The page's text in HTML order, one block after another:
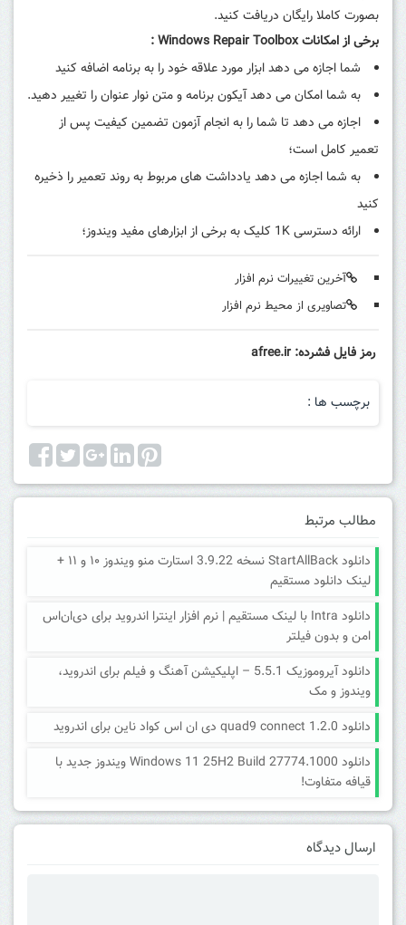
بصورت کاملا رایگان دریافت کنید.
برخی از امکانات Windows Repair Toolbox :
شما اجازه می دهد ابزار مورد علاقه خود را به برنامه اضافه کنید
به شما امکان می دهد آیکون برنامه و متن نوار عنوان را تغییر دهید.
اجازه می دهد تا شما را به انجام آزمون تضمین کیفیت پس از
تعمیر کامل است؛
به شما اجازه می دهد یادداشت های مربوط به روند تعمیر را ذخیره
کنید
ارائه دسترسی 1K کلیک به برخی از ابزارهای مفید ویندوز؛
آخرین تغییرات نرم افزار
تصاویری از محیط نرم افزار
رمز فایل فشرده: afree.ir
برچسب ها :
مطالب مرتبط
دانلود StartAllBack نسخه 3.9.22 استارت منو ویندوز ۱۰ و ۱۱ +
لینک دانلود مستقیم
دانلود Intra با لینک مستقیم | نرم افزار اینترا اندروید برای دی‌ان‌اس
امن و بدون فیلتر
دانلود آیروموزیک 5.5.1 – اپلیکیشن آهنگ و فیلم برای اندروید،
ویندوز و مک
دانلود quad9 connect 1.2.0 دی ان اس کواد ناین برای اندروید
دانلود Windows 11 25H2 Build 27774.1000 ویندوز جدید با
قیافه متفاوت!
ارسال دیدگاه